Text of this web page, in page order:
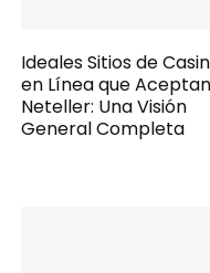
Ideales Sitios de
en Línea que Aceptan
Neteller: Una Visión
General Completa